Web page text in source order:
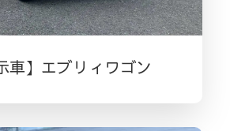
車】エブリィワゴン